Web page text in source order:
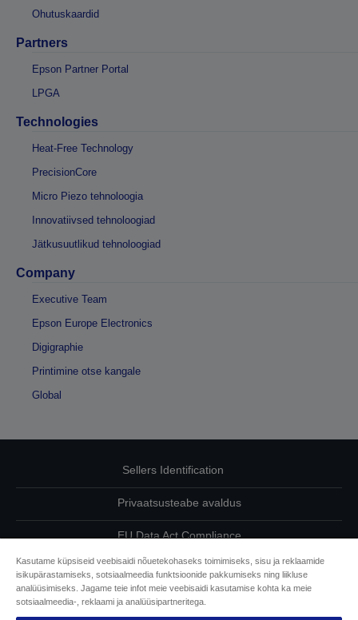
Ohutuskaardid
Partners
Epson Partner Portal
LPGA
Technologies
Heat-Free Technology
PrecisionCore
Micro Piezo tehnoloogia
Innovatiivsed tehnoloogiad
Jätkusuutlikud tehnoloogiad
Company
Executive Team
Epson Europe Electronics
Digigraphie
Printimine otse kangale
Global
Sellers Identification
Privaatsusteabe avaldus
EU Data Act Compliance
Võtke meiega oma andmete osas ühendust
Cookie Information
Kasutame küpsiseid veebisaidi nõuetekohaseks toimimiseks, sisu ja reklaamide
isikupärastamiseks, sotsiaalmeedia funktsioonide pakkumiseks ning liikluse
analüüsimiseks. Jagame teie infot meie veebisaidi kasutamise kohta ka meie
sotsiaalmeedia-, reklaami ja analüüsipartneritega.